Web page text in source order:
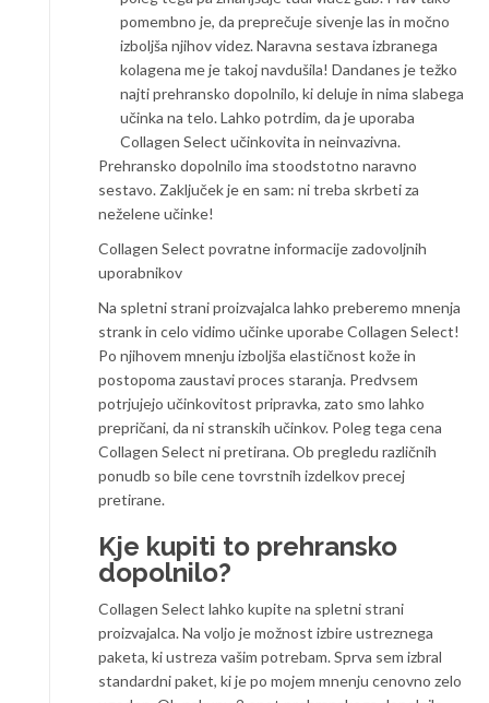
pomembno je, da preprečuje sivenje las in močno
izboljša njihov videz. Naravna sestava izbranega
kolagena me je takoj navdušila! Dandanes je težko
najti prehransko dopolnilo, ki deluje in nima slabega
učinka na telo. Lahko potrdim, da je uporaba
Collagen Select učinkovita in neinvazivna.
Prehransko dopolnilo ima stoodstotno naravno
sestavo. Zaključek je en sam: ni treba skrbeti za
neželene učinke!
Collagen Select povratne informacije zadovoljnih
uporabnikov
Na spletni strani proizvajalca lahko preberemo mnenja
strank in celo vidimo učinke uporabe Collagen Select!
Po njihovem mnenju izboljša elastičnost kože in
postopoma zaustavi proces staranja. Predvsem
potrjujejo učinkovitost pripravka, zato smo lahko
prepričani, da ni stranskih učinkov. Poleg tega cena
Collagen Select ni pretirana. Ob pregledu različnih
ponudb so bile cene tovrstnih izdelkov precej
pretirane.
Kje kupiti to prehransko
dopolnilo?
Collagen Select lahko kupite na spletni strani
proizvajalca. Na voljo je možnost izbire ustreznega
paketa, ki ustreza vašim potrebam. Sprva sem izbral
standardni paket, ki je po mojem mnenju cenovno zelo